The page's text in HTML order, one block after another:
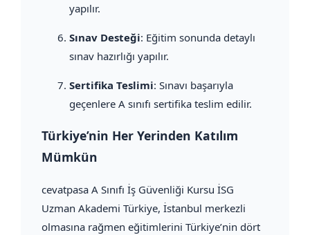
yapılır.
Sınav Desteği: Eğitim sonunda detaylı
sınav hazırlığı yapılır.
Sertifika Teslimi: Sınavı başarıyla
geçenlere A sınıfı sertifika teslim edilir.
Türkiye’nin Her Yerinden Katılım
Mümkün
cevatpasa A Sınıfı İş Güvenliği Kursu İSG
Uzman Akademi Türkiye, İstanbul merkezli
olmasına rağmen eğitimlerini Türkiye’nin dört